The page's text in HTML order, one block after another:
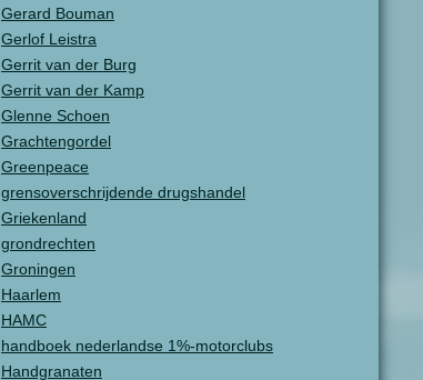
Gerard Bouman
Gerlof Leistra
Gerrit van der Burg
Gerrit van der Kamp
Glenne Schoen
Grachtengordel
Greenpeace
grensoverschrijdende drugshandel
Griekenland
grondrechten
Groningen
Haarlem
HAMC
handboek nederlandse 1%-motorclubs
Handgranaten